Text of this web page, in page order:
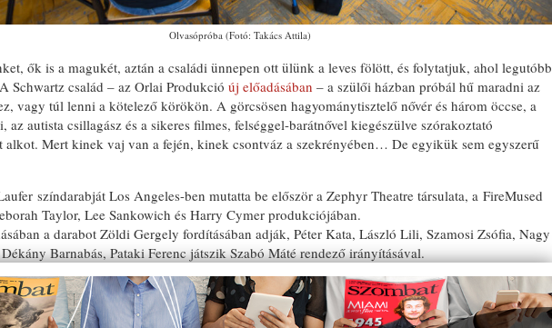
Olvasópróba (Fotó: Takács Attila)
ők is a magukét, aztán a családi ünnepen ott ülünk a leves fölött, és folytatjuk, ahol legutóbb
Schwartz család – az Orlai Produkció új előadásában – a szülői házban próbál hű maradni az
vagy túl lenni a kötelező körökön. A görcsösen hagyománytisztelő nővér és három öccse, a
az autista csillagász és a sikeres filmes, felséggel-barátnővel kiegészülve szórakoztató
alkot. Mert kinek vaj van a fején, kinek csontváz a szekrényében… De egyikük sem egyszerű
színdarabját Los Angeles-ben mutatta be először a Zephyr Theatre társulata, a FireMused
Taylor, Lee Sankowich és Harry Cymer produkciójában.
a darabot Zöldi Gergely fordításában adják, Péter Kata, László Lili, Szamosi Zsófia, Nagy
Barnabás, Pataki Ferenc játszik Szabó Máté rendező irányításával.